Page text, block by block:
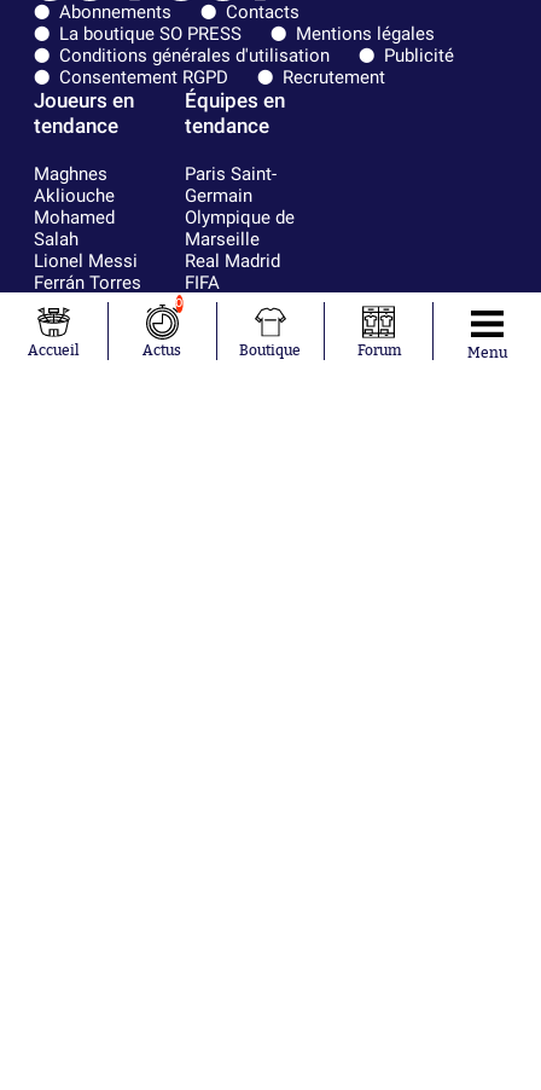
Abonnements
Contacts
La boutique SO PRESS
Mentions légales
Conditions générales d'utilisation
Publicité
Consentement RGPD
Recrutement
Joueurs en
tendance
Maghnes
Akliouche
Mohamed
Salah
Lionel Messi
Ferrán Torres
Kilian Corredor
Franco
Mastantuono
Équipes en
tendance
Paris Saint-
Germain
Olympique de
Marseille
Real Madrid
FIFA
Olympique
AS Monaco
Accueil
0
Actus Boutique Forum Menu